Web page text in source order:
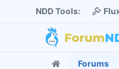
NDD Tools:
Forums